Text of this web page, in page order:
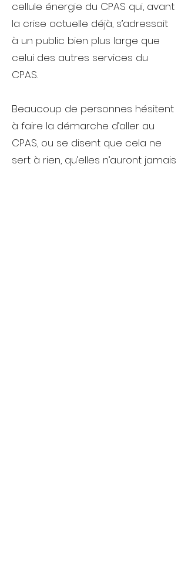
cellule énergie du CPAS qui, avant
la crise actuelle déjà, s’adressait
à un public bien plus large que
celui des autres services du
CPAS.
Beaucoup de personnes hésitent
à faire la démarche d’aller au
CPAS, ou se disent que cela ne
sert à rien, qu’elles n’auront jamais